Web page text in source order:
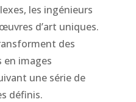
les ingénieurs
d’art uniques.
des
images
une série de
définis.